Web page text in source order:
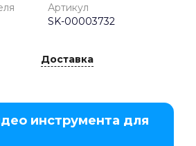
Артикул
SK-00003732
Доставка
инструмента для